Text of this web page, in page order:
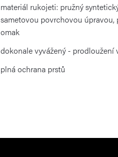
materiál rukojeti: pružný
sametovou povrchovou úpravou,
omak
dokonale vyvážený - prodloužení
plná ochrana prstů